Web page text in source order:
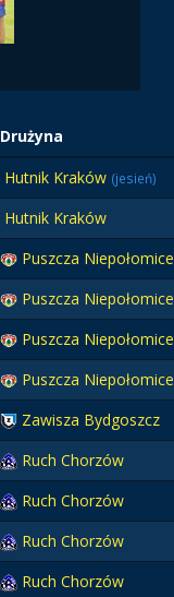
Drużyna
Hutnik Kraków (jesień)
Hutnik Kraków
Puszcza Niepołomice
Puszcza Niepołomice
Puszcza Niepołomice
Puszcza Niepołomice
Zawisza Bydgoszcz
Ruch Chorzów
Ruch Chorzów
Ruch Chorzów
Ruch Chorzów